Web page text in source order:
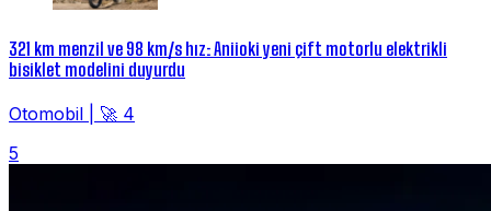
321 km menzil ve 98 km/s hız: Aniioki yeni çift motorlu elektrikli
bisiklet modelini duyurdu
Otomobil
🚀 4
5